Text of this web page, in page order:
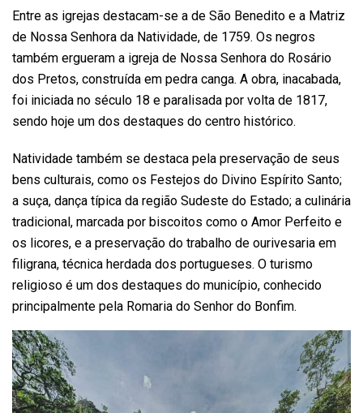
Entre as igrejas destacam-se a de São Benedito e a Matriz
de Nossa Senhora da Natividade, de 1759. Os negros
também ergueram a igreja de Nossa Senhora do Rosário
dos Pretos, construída em pedra canga. A obra, inacabada,
foi iniciada no século 18 e paralisada por volta de 1817,
sendo hoje um dos destaques do centro histórico.
Natividade também se destaca pela preservação de seus
bens culturais, como os Festejos do Divino Espírito Santo;
a suça, dança típica da região Sudeste do Estado; a culinária
tradicional, marcada por biscoitos como o Amor Perfeito e
os licores, e a preservação do trabalho de ourivesaria em
filigrana, técnica herdada dos portugueses. O turismo
religioso é um dos destaques do município, conhecido
principalmente pela Romaria do Senhor do Bonfim.